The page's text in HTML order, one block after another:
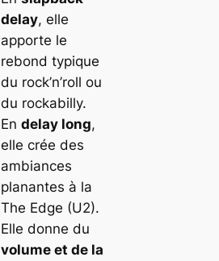
delay, elle
apporte le
rebond typique
du rock’n’roll ou
du rockabilly.
En delay long,
elle crée des
ambiances
planantes à la
The Edge (U2).
Elle donne du
volume et de la